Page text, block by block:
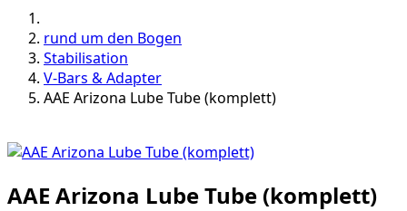
rund um den Bogen
Stabilisation
V-Bars & Adapter
AAE Arizona Lube Tube (komplett)
AAE Arizona Lube Tube (komplett)